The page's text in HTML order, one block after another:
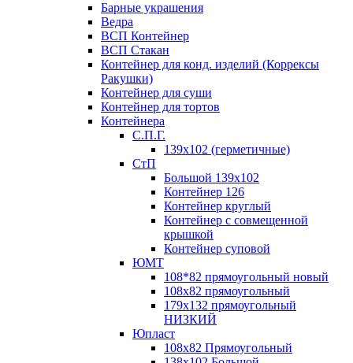
Барные украшения
Ведра
ВСП Контейнер
ВСП Стакан
Контейнер для конд. изделий (Коррексы
Ракушки)
Контейнер для суши
Контейнер для тортов
Контейнера
С.П.Г.
139х102 (герметичные)
СтП
Большой 139х102
Контейнер 126
Контейнер круглый
Контейнер с совмещенной
крышкой
Контейнер суповой
ЮМТ
108*82 прямоугольный новый
108х82 прямоугольный
179х132 прямоугольный
НИЗКИЙ
Юпласт
108х82 Прямоугольный